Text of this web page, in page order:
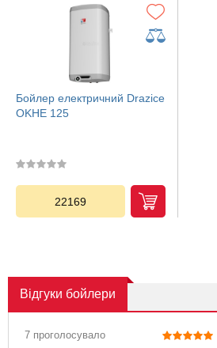
Бойлер електричний Drazice
OKHE 125
22169
Відгуки бойлери
7 проголосувало